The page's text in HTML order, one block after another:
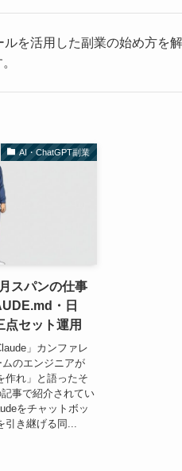
を活用した副業の始め方を
AI・ChatGPT副業
スパンの仕事
・日
セット運用
」カンファレ
のエンジニアが
作れ」と語ったそ
事で紹介されてい
をチャットボッ
引き継げる同...